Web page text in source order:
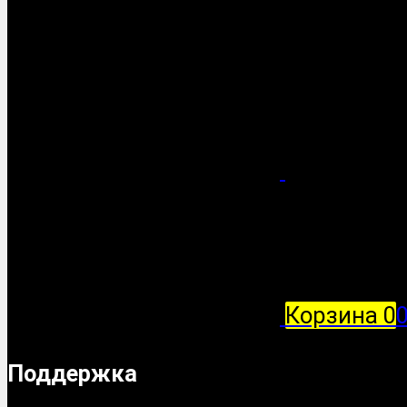
Корзина 0
Поддержка